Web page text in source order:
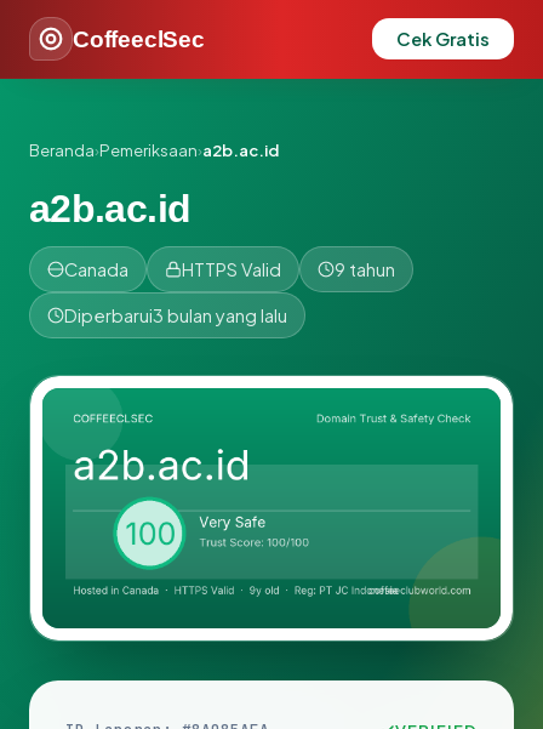
CoffeeclSec Cek Gratis
Beranda›Pemeriksaan›a2b.ac.id
a2b.ac.id
Canada HTTPS Valid 9 tahun
Diperbarui3 bulan yang lalu